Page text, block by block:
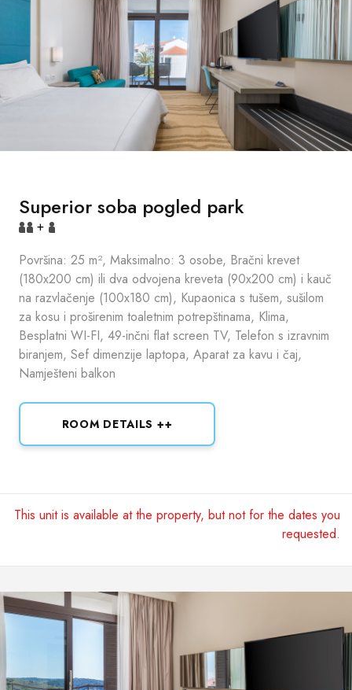
Superior soba pogled park
+
Površina: 25 m², Maksimalno: 3 osobe, Bračni krevet
(180x200 cm) ili dva odvojena kreveta (90x200 cm) i kauč
na razvlačenje (100x180 cm), Kupaonica s tušem, sušilom
za kosu i proširenim toaletnim potrepštinama, Klima,
Besplatni WI-FI, 49-inčni flat screen TV, Telefon s izravnim
biranjem, Sef dimenzije laptopa, Aparat za kavu i čaj,
Namješteni balkon
ROOM DETAILS ++
This unit is available at the property, but not for the dates you
requested.